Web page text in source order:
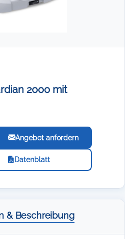
2000 mit
Angebot anfordern
Datenblatt
& Beschreibung